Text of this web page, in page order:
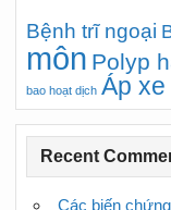
Bệnh trĩ ngoại
môn Polyp
bao hoạt dịch Áp
Recent
Các biến